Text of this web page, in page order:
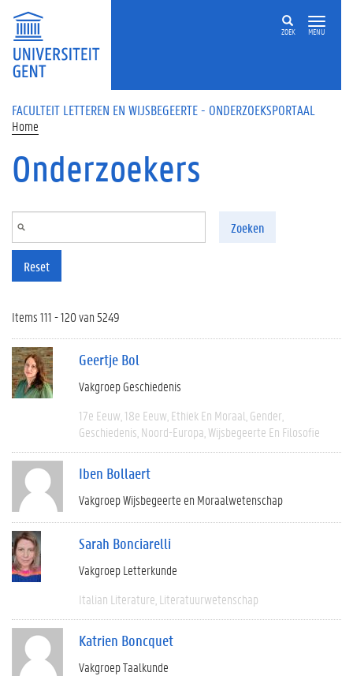
Overslaan en naar de inhoud gaan
ZOEK MENU
FACULTEIT LETTEREN EN WIJSBEGEERTE - ONDERZOEKSPORTAAL
Home
Onderzoekers
Zoeken
Reset
Items 111 - 120 van 5249
Geertje Bol
Vakgroep Geschiedenis
17e Eeuw 18e Eeuw Ethiek En Moraal Gender
Geschiedenis Noord-Europa Wijsbegeerte En Filosofie
Iben Bollaert
Vakgroep Wijsbegeerte en Moraalwetenschap
Sarah Bonciarelli
Vakgroep Letterkunde
Italian Literature Literatuurwetenschap
Katrien Boncquet
Vakgroep Taalkunde